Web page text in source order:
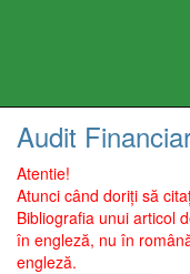
Audit
Atentie!
Atunci când doriți să
Bibliografia unui articol
în engleză, nu în
engleză.